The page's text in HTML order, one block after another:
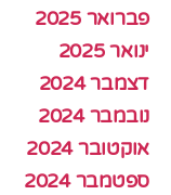
פברואר 2025
ינואר 2025
דצמבר 2024
נובמבר 2024
אוקטובר 2024
ספטמבר 2024